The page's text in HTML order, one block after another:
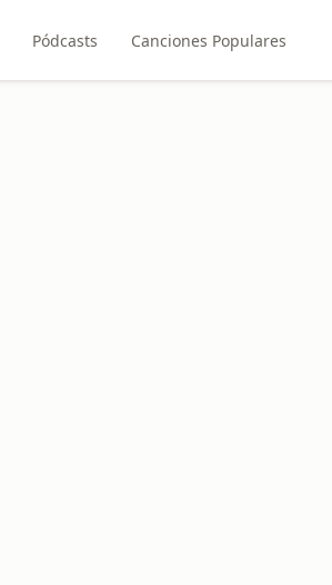
Pódcasts Canciones Populares